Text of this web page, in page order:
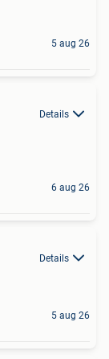
5 aug 26
Details
6 aug 26
Details
5 aug 26